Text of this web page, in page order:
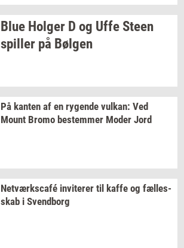
Blue Hol­ger D og Uffe Steen
spil­ler på Bøl­gen
På kan­ten af en ry­gen­de vulkan: Ved
Mount Bromo be­stem­mer Moder Jord
Netværkscafé in­vi­te­rer til kaffe og fæl­les­
skab i Svend­borg